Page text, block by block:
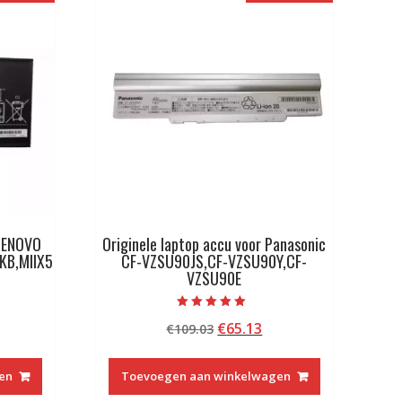
Originele laptop accu voor Panasonic
CF-VZSU90JS,CF-VZSU90Y,CF-
VZSU90E
5.00
van 5
€109.03 Oorspronkelijke
was:
€109.03.
€65.13
€65.13.
Toevoegen aan winkelwagen